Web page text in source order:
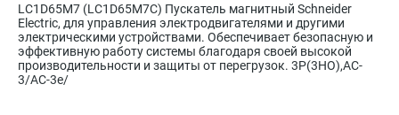
LC1D65M7 (LC1D65M7C) Пускатель магнитный Schneider
Electric, для управления электродвигателями и другими
электрическими устройствами. Обеспечивает безопасную и
эффективную работу системы благодаря своей высокой
производительности и защиты от перегрузок. 3P(3НО),AC-
3/AC-3e/